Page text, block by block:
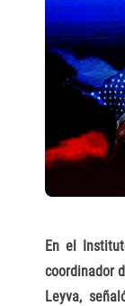
En el
coordinador
Leyva,